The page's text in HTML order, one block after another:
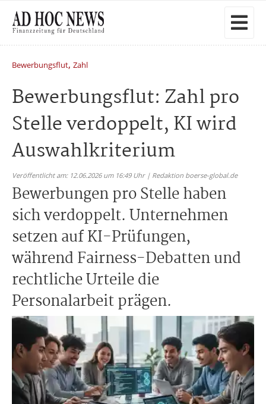
Bewerbungsflut, Zahl
Bewerbungsflut: Zahl pro
Stelle verdoppelt, KI wird
Auswahlkriterium
Veröffentlicht am: 12.06.2026 um 16:49 Uhr | Redaktion boerse-global.de
Bewerbungen pro Stelle haben
sich verdoppelt. Unternehmen
setzen auf KI-Prüfungen,
während Fairness-Debatten und
rechtliche Urteile die
Personalarbeit prägen.